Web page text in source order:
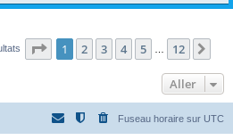
Page 1sur12
1 2 3 4 5 12
Aller
Fuseau horaire sur UTC